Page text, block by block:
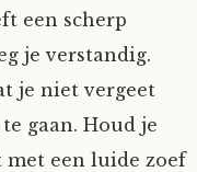
een scherp
je verstandig.
je niet vergeet
gaan. Houd je
met een luide zoef